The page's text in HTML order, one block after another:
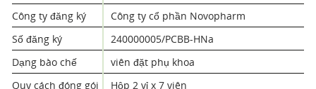
Công ty đăng ký
Công ty cổ phần Novopharm
Số đăng ký
240000005/PCBB-HNa
Dạng bào chế
viên đặt phụ khoa
Quy cách đóng gói
Hộp 2 vỉ x 7 viên